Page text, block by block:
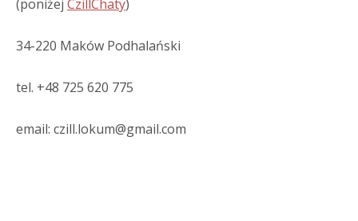
(poniżej CzillChaty)
34-220 Maków Podhalański
tel. +48 725 620 775
email: czill.lokum@gmail.com